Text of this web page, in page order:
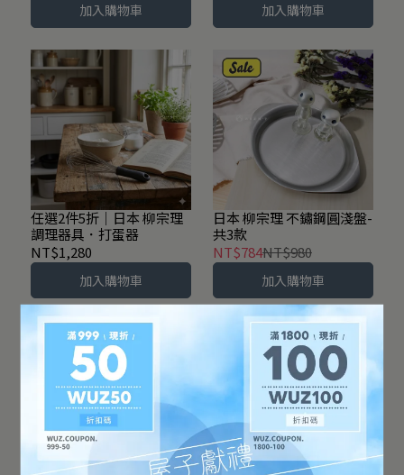
加入購物車 加入購物車
任選2件5折｜日本 柳宗理
調理器具．打蛋器
NT$1,280
加入購物車
日本 柳宗理 不鏽鋼圓淺盤-
共3款
NT$784NT$980
加入購物車